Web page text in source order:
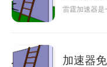
雷霆加速器是
加速器